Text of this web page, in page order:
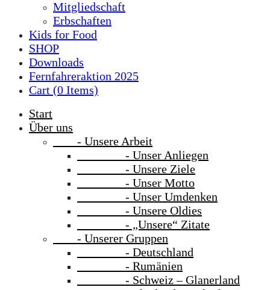
Mitgliedschaft
Erbschaften
Kids for Food
SHOP
Downloads
Fernfahreraktion 2025
Cart (0 Items)
Start
Über uns
- Unsere Arbeit
- Unser Anliegen
- Unsere Ziele
- Unser Motto
- Unser Umdenken
- Unsere Oldies
- „Unsere“ Zitate
- Unserer Gruppen
- Deutschland
- Rumänien
- Schweiz – Glanerland